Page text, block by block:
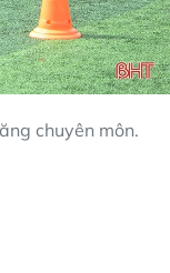
chuyên môn.